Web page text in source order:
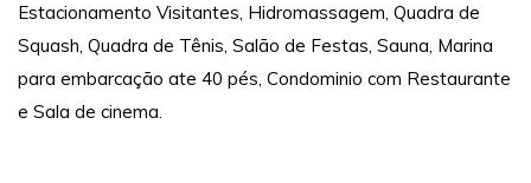
Estacionamento Visitantes, Hidromassagem, Quadra de
Squash, Quadra de Tênis, Salão de Festas, Sauna, Marina
para embarcação ate 40 pés, Condominio com Restaurante
e Sala de cinema.